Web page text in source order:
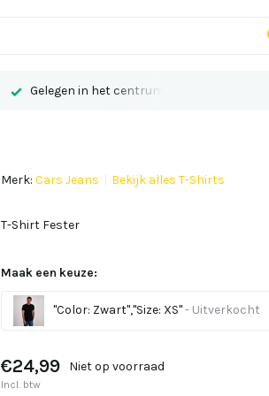
Gelegen in het centrum van Echt
Merk: Cars Jeans Bekijk alles T-Shirts
T-Shirt Fester
Maak een keuze:
"Color: Zwart","Size: XS"- Uitverkocht
€24,99 Niet op voorraad
Incl. btw